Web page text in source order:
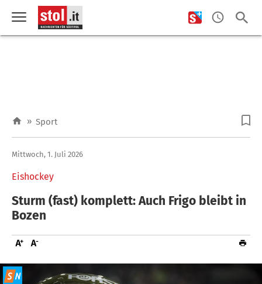
» Sport
Eishockey
Mittwoch, 1. Juli 2026
Sturm (fast) komplett: Auch Frigo bleibt in
Bozen